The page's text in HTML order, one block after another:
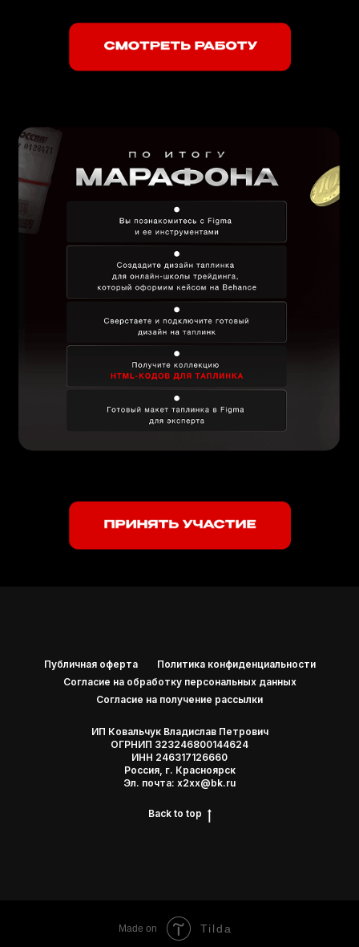
Публичная оферта
Политика конфиденциальности
Согласие на обработку персональных данных
Согласие на получение рассылки
ИП Ковальчук Владислав Петрович
ОГРНИП 323246800144624
ИНН 246317126660
Россия, г. Красноярск
Эл. почта: x2xx@bk.ru
Back to top
Made on Tilda